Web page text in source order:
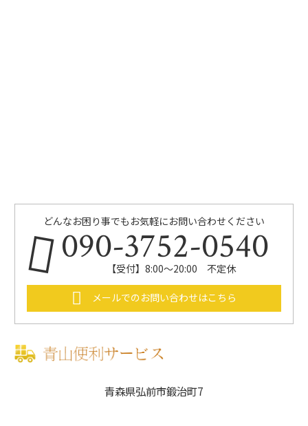
青森県弘前市鍛治町7
どんなお困り事でもお気軽にお問い合わせください
090-3752-0540
【受付】8:00～20:00 不定休
メールでのお問い合わせはこちら